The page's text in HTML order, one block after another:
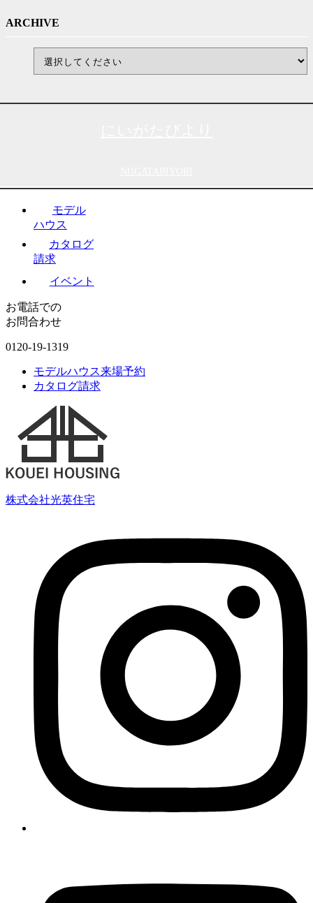
ARCHIVE
モデル
ハウス
カタログ
請求
イベント
お電話での
お問合わせ
0120-19-1319
モデルハウス来場予約
カタログ請求
株式会社光英住宅